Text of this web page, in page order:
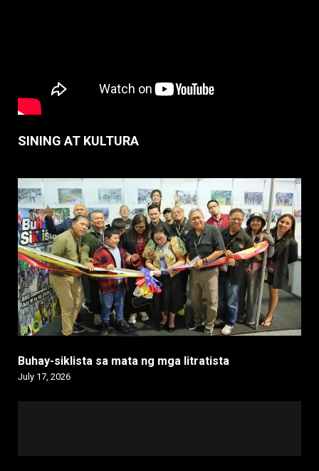
SINING AT KULTURA
Buhay-siklista sa mata ng mga litratista
July 17, 2026